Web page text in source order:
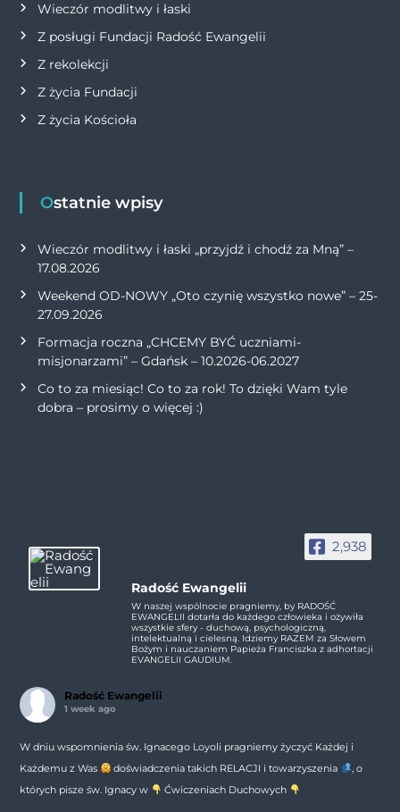
Wieczór modlitwy i łaski
Z posługi Fundacji Radość Ewangelii
Z rekolekcji
Z życia Fundacji
Z życia Kościoła
Ostatnie wpisy
Wieczór modlitwy i łaski „przyjdź i chodź za Mną” –
17.08.2026
Weekend OD-NOWY „Oto czynię wszystko nowe” – 25-
27.09.2026
Formacja roczna „CHCEMY BYĆ uczniami-
misjonarzami” – Gdańsk – 10.2026-06.2027
Co to za miesiąc! Co to za rok! To dzięki Wam tyle
dobra – prosimy o więcej :)
2,938
Radość Ewangelii
W naszej wspólnocie pragniemy, by RADOŚĆ
EWANGELII dotarła do każdego człowieka i ożywiła
wszystkie sfery - duchową, psychologiczną,
intelektualną i cielesną. Idziemy RAZEM za Słowem
Bożym i nauczaniem Papieża Franciszka z adhortacji
EVANGELII GAUDIUM.
Radość Ewangelii
1 week ago
W dniu wspomnienia św. Ignacego Loyoli pragniemy życzyć Każdej i
Każdemu z Was
doświadczenia takich RELACJI i towarzyszenia
, o
których pisze św. Ignacy w
Ćwiczeniach Duchowych